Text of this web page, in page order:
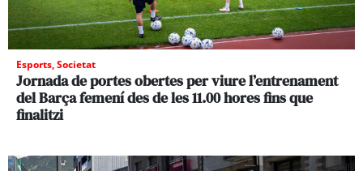
Esports,Societat
Jornada de portes obertes per viure l’entrenament
del Barça femení des de les 11.00 hores fins que
finalitzi